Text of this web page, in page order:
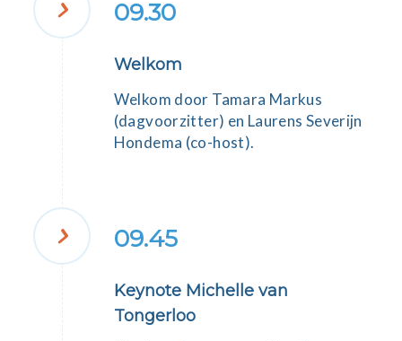
09.30
Welkom
Welkom door Tamara Markus
(dagvoorzitter) en Laurens Severijn
Hondema (co-host).
09.45
Keynote Michelle van
Tongerloo